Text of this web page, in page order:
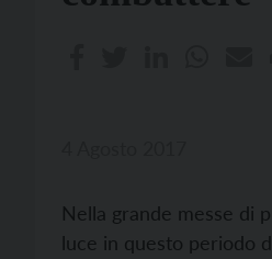
Nella grande messe di
luce in questo periodo